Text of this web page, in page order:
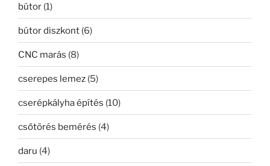
bútor (1)
bútor diszkont (6)
CNC marás (8)
cserepes lemez (5)
cserépkályha építés (10)
csőtörés bemérés (4)
daru (4)